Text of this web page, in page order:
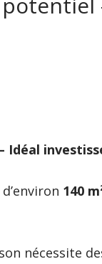
Idéal
140
nécessite